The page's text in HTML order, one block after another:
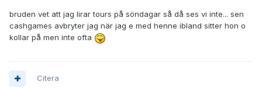
bruden vet att jag lirar tours på söndagar så då ses vi inte... sen
cashgames avbryter jag när jag e med henne ibland sitter hon o
kollar på men inte ofta
Citera